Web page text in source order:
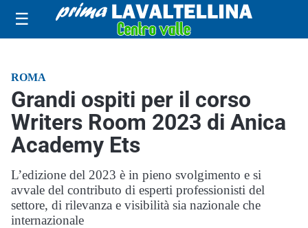
☰
ROMA
Grandi ospiti per il corso
Writers Room 2023 di Anica
Academy Ets
L’edizione del 2023 è in pieno svolgimento e si
avvale del contributo di esperti professionisti del
settore, di rilevanza e visibilità sia nazionale che
internazionale